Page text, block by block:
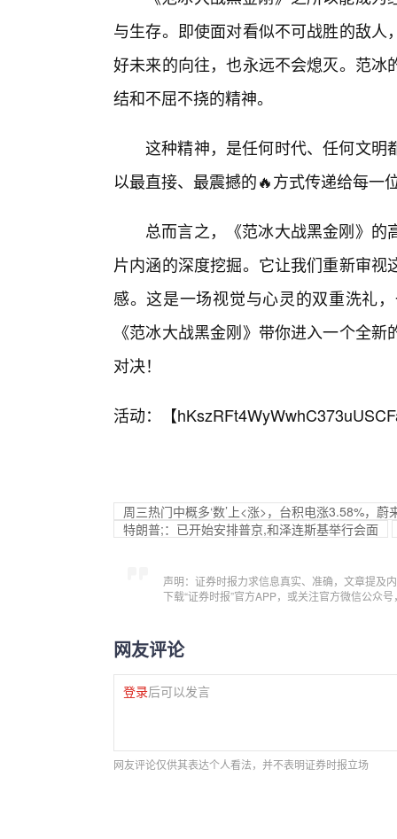
与生存。即使面对看似不可战胜的敌
好未来的向往，也永远不会熄灭。范
结和不屈不挠的精神。
这种精神，是任何时代、任何文明
以最直接、最震撼的🔥方式传递给每一
总而言之，《范冰大战黑金刚》
片内涵的深度挖掘。它让我们重新审
感。这是一场视觉与心灵的双重洗礼
《范冰大战黑金刚》带你进入一个全
对决！
活动：【
周三热门中概多‘数’上<涨>，台积电涨3.58%，蔚
特朗普;：已开始安排普京,和泽连斯基举行会面
声明：证券时报力求信息真实、准确，文章提及
下载“证券时报”官方APP，或关注官方微信公众
网友评论
登录后可以发言
网友评论仅供其表达个人看法，并不表明证券时报立场